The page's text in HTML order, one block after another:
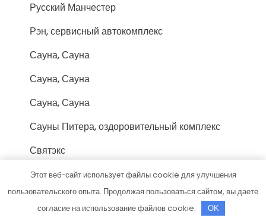
Русский Манчестер
Рэн, сервисный автокомплекс
Сауна, Сауна
Сауна, Сауна
Сауна, Сауна
Сауны Питера, оздоровительный комплекс
Святэкс
Север
Сервис АвтоЭлектро
Этот веб-сайт использует файлы cookie для улучшения
пользовательского опыта. Продолжая пользоваться сайтом, вы даете
согласие на использование файлов cookie.
OK